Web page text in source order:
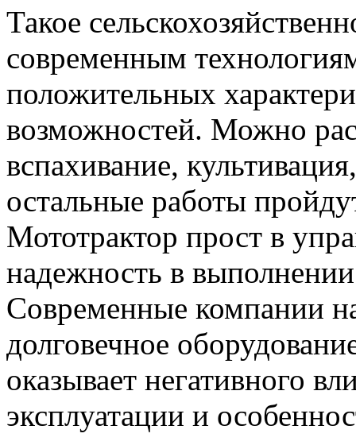
Такое
современным
положительных
возможностей. Можно
вспахивание,
остальные работы
Мототрактор прост в
надежность в
Современные компании
долговечное
оказывает негативного
эксплуатации и